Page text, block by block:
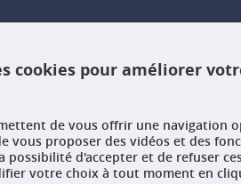
cookies pour améliorer
de vous offrir une navigation
vous proposer des vidéos et des
possibilité d'accepter et de refuser
votre choix à tout moment en